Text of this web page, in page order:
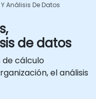
Análisis De Datos
de datos
de cálculo
el análisis